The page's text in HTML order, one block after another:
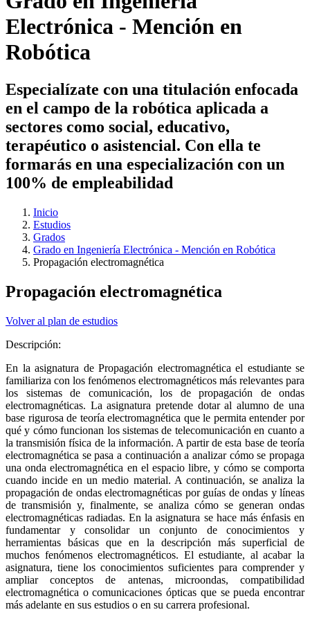
Electrónica - Mención en
Robótica
Especialízate con una titulación enfocada
en el campo de la robótica aplicada a
sectores como social, educativo,
terapéutico o asistencial. Con ella te
formarás en una especialización con un
100% de empleabilidad
Inicio
Estudios
Grados
Grado en Ingeniería Electrónica - Mención en Robótica
Propagación electromagnética
Propagación electromagnética
Volver al plan de estudios
Descripción:
En la asignatura de Propagación electromagnética el estudiante se
familiariza con los fenómenos electromagnéticos más relevantes para
los sistemas de comunicación, los de propagación de ondas
electromagnéticas. La asignatura pretende dotar al alumno de una
base rigurosa de teoría electromagnética que le permita entender por
qué y cómo funcionan los sistemas de telecomunicación en cuanto a
la transmisión física de la información. A partir de esta base de teoría
electromagnética se pasa a continuación a analizar cómo se propaga
una onda electromagnética en el espacio libre, y cómo se comporta
cuando incide en un medio material. A continuación, se analiza la
propagación de ondas electromagnéticas por guías de ondas y líneas
de transmisión y, finalmente, se analiza cómo se generan ondas
electromagnéticas radiadas. En la asignatura se hace más énfasis en
fundamentar y consolidar un conjunto de conocimientos y
herramientas básicas que en la descripción más superficial de
muchos fenómenos electromagnéticos. El estudiante, al acabar la
asignatura, tiene los conocimientos suficientes para comprender y
ampliar conceptos de antenas, microondas, compatibilidad
electromagnética o comunicaciones ópticas que se pueda encontrar
más adelante en sus estudios o en su carrera profesional.